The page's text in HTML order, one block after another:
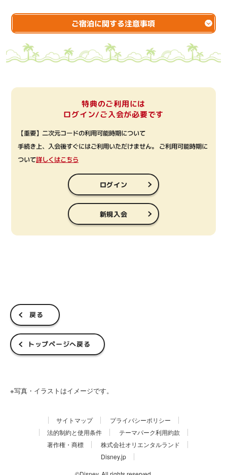
ご宿泊に関する注意事項
特典のご利用には
ログイン/ご入会が必要です
【重要】二次元コードの利用可能時期について
手続き上、入会後すぐにはご利用いただけません。 ご利用可能時期に
ついて詳しくはこちら
ログイン
新規入会
戻る
トップページへ戻る
※写真・イラストはイメージです。
サイトマップ
プライバシーポリシー
法的制約と使用条件
テーマパーク利用約款
著作権・商標
株式会社オリエンタルランド
Disney.jp